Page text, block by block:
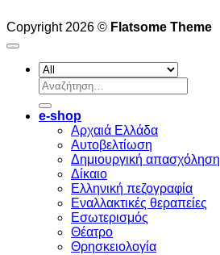
Copyright 2026 © Flatsome Theme
Αναζήτηση
για:
e-shop
Αρχαιά Ελλάδα
Aυτοβελτίωση
Δημιουργική απασχόληση
Δίκαιο
Ελληνική πεζογραφία
Eναλλακτικές θεραπείες
Eσωτερισμός
Θέατρο
Θρησκειολογία